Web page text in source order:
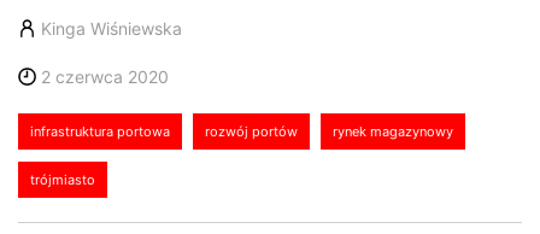
Kinga Wiśniewska
2 czerwca 2020
infrastruktura portowa rozwój portów rynek magazynowy
trójmiasto